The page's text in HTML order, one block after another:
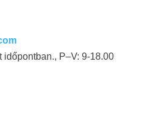
időpontban., P–V: 9-18.00